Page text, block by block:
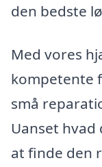
den bedste
Med vores
kompetente
små
Uanset
at finde den